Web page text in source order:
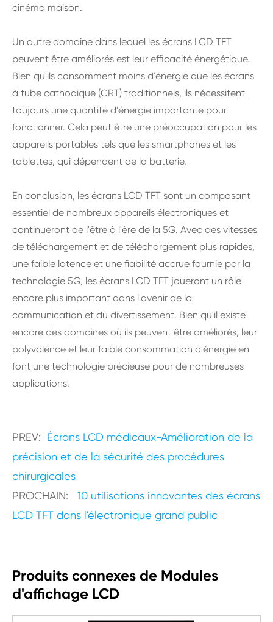
cinéma maison.
Un autre domaine dans lequel les écrans LCD TFT
peuvent être améliorés est leur efficacité énergétique.
Bien qu'ils consomment moins d'énergie que les écrans
à tube cathodique (CRT) traditionnels, ils nécessitent
toujours une quantité d'énergie importante pour
fonctionner. Cela peut être une préoccupation pour les
appareils portables tels que les smartphones et les
tablettes, qui dépendent de la batterie.
En conclusion, les écrans LCD TFT sont un composant
essentiel de nombreux appareils électroniques et
continueront de l'être à l'ère de la 5G. Avec des vitesses
de téléchargement et de téléchargement plus rapides,
une faible latence et une fiabilité accrue fournie par la
technologie 5G, les écrans LCD TFT joueront un rôle
encore plus important dans l'avenir de la
communication et du divertissement. Bien qu'il existe
encore des domaines où ils peuvent être améliorés, leur
polyvalence et leur faible consommation d'énergie en
font une technologie précieuse pour de nombreuses
applications.
PREV: Écrans LCD médicaux-Amélioration de la
précision et de la sécurité des procédures
chirurgicales
PROCHAIN: 10 utilisations innovantes des écrans
LCD TFT dans l'électronique grand public
Produits connexes de Modules
d'affichage LCD